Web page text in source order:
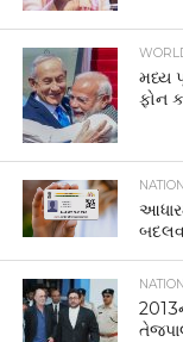
મધ્ય
ફોન